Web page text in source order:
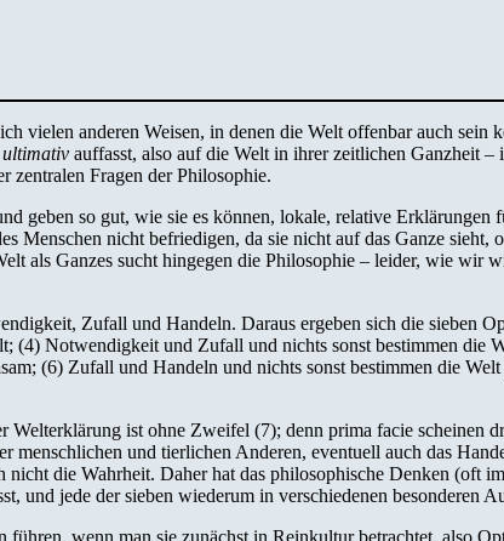
vielen anderen Weisen, in denen die Welt offenbar auch sein
ultimativ auffasst, also auf die Welt in ihrer zeitlichen Ganzheit
zentralen Fragen der Philosophie.
geben so gut, wie sie es können, lokale, relative Erklärungen
Menschen nicht befriedigen, da sie nicht auf das Ganze
als Ganzes sucht hingegen die Philosophie – leider, wie wir
Zufall und Handeln. Daraus ergeben sich die sieben
(4) Notwendigkeit und Zufall und nichts sonst bestimmen die
(6) Zufall und Handeln und nichts sonst bestimmen die
Welterklärung ist ohne Zweifel (7); denn prima facie scheinen
und tierlichen Anderen, eventuell auch das
die Wahrheit. Daher hat das philosophische Denken (oft
und jede der sieben wiederum in verschiedenen besonderen
wenn man sie zunächst in Reinkultur betrachtet, also